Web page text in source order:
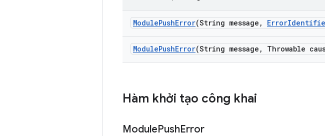
ModulePushError(String message , Error
ModulePushError(String message , Throwable
Hàm khởi tạo công khai
ModulePushError